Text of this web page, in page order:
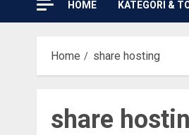
HOME KATEGORI &
Home share hosting
share